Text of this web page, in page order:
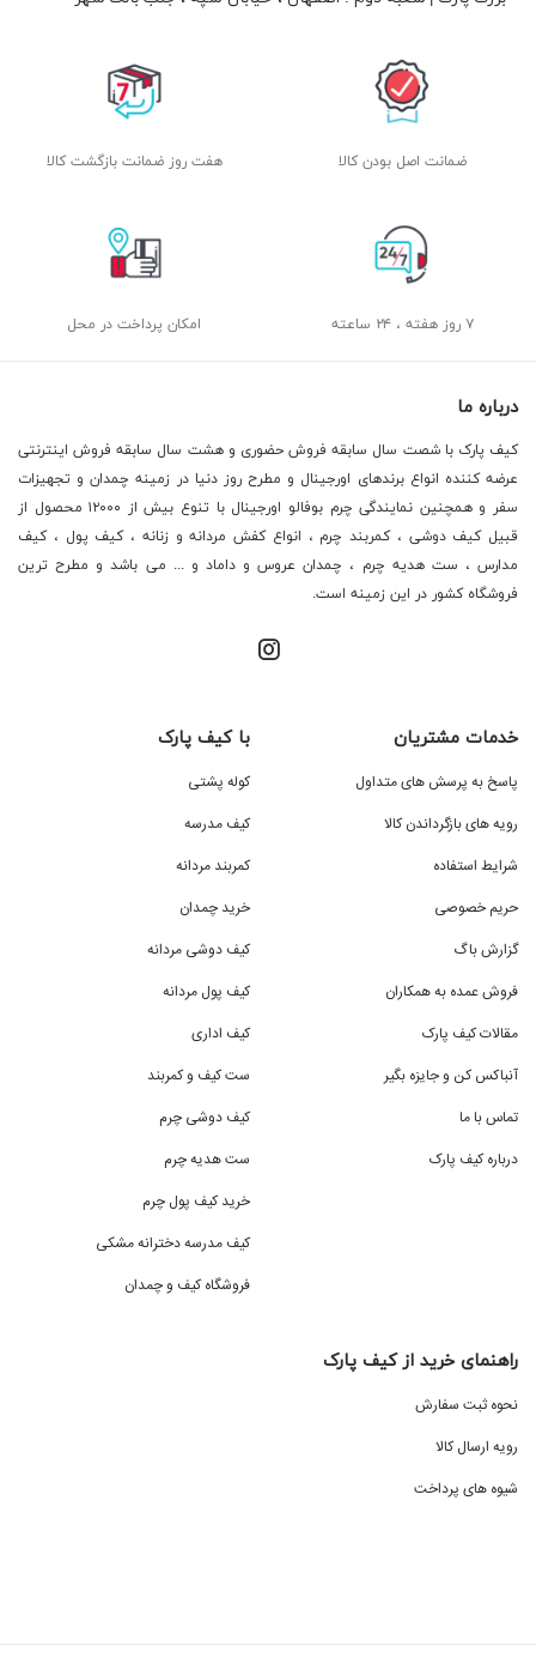
ضمانت اصل بودن کالا هفت روز ضمانت بازگشت کالا
۷ روز هفته ، ۲۴ ساعته امکان پرداخت در محل
درباره ما
کیف پارک با شصت سال سابقه فروش حضوری و هشت سال سابقه فروش اینترنتی
عرضه کننده انواع برندهای اورجینال و مطرح روز دنیا در زمینه چمدان و تجهیزات
سفر و همچنین نمایندگی چرم بوفالو اورجینال با تنوع بیش از ۱۲۰۰۰ محصول از
قبیل کیف دوشی ، کمربند چرم ، انواع کفش مردانه و زنانه ، کیف پول ، کیف
مدارس ، ست هدیه چرم ، چمدان عروس و داماد و ... می باشد و مطرح ترین
فروشگاه کشور در این زمینه است.
خدمات مشتریان
پاسخ به پرسش های متداول
رویه های بازگرداندن کالا
شرایط استفاده
حریم خصوصی
گزارش باگ
فروش عمده به همکاران
مقالات کیف پارک
آنباکس کن و جایزه بگیر
تماس با ما
درباره کیف پارک
با کیف پارک
کوله پشتی
کیف مدرسه
کمربند مردانه
خرید چمدان
کیف دوشی مردانه
کیف پول مردانه
کیف اداری
ست کیف و کمربند
کیف دوشی چرم
ست هدیه چرم
خرید کیف پول چرم
کیف مدرسه دخترانه مشکی
فروشگاه کیف و چمدان
راهنمای خرید از کیف پارک
نحوه ثبت سفارش
رویه ارسال کالا
شیوه های پرداخت